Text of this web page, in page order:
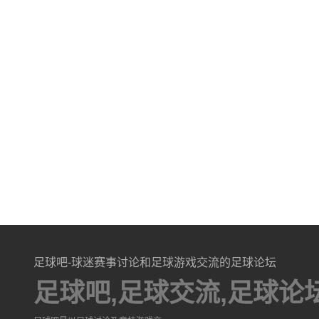
足球吧-球迷赛事讨论和足球游戏交流的足球论坛
足球吧,足球交流,足球论